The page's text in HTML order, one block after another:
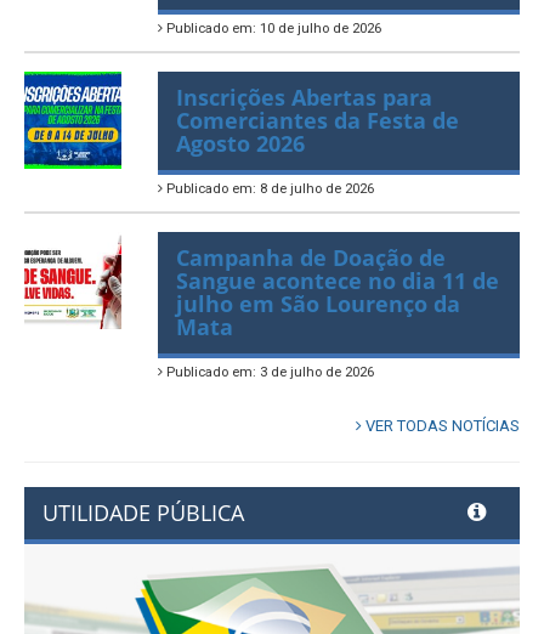
Publicado em: 10 de julho de 2026
Inscrições Abertas para
Comerciantes da Festa de
Agosto 2026
Publicado em: 8 de julho de 2026
Campanha de Doação de
Sangue acontece no dia 11 de
julho em São Lourenço da
Mata
Publicado em: 3 de julho de 2026
VER TODAS NOTÍCIAS
UTILIDADE PÚBLICA